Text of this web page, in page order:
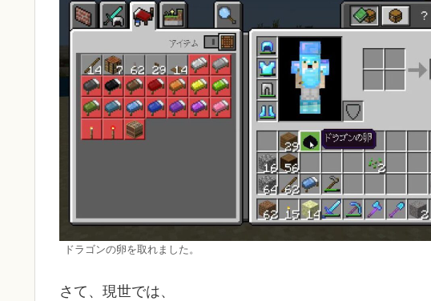
ドラゴンの卵を取れました。
さて、現世では、